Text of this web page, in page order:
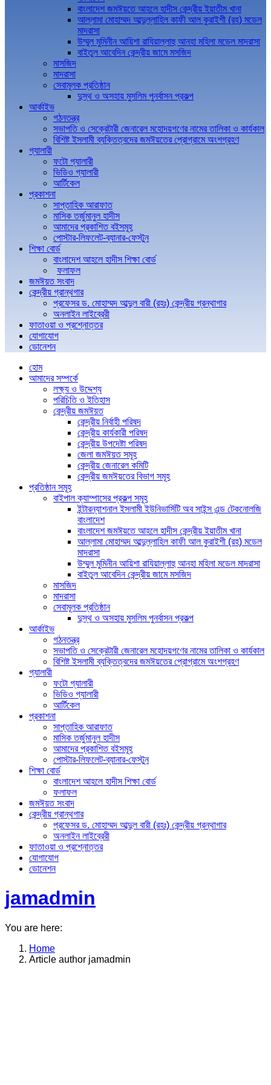
বাংলাদেশ জমঈয়তে আহলে হাদীস কেন্দ্রীয় ইয়াতীম খানা
আল্লামা মোহাম্মদ আব্দুল্লাহিল কাফী আল কুরাইশী (রহ) মডেল
মাদরাসা
উম্মুল মুমিনীন আয়িশা রাযিয়াল্লাহু আনহা মহিলা মডেল মাদরাসা
বাইতুল আবেদিন কেন্দ্রীয় জামে মসজিদ
মাসজিদ
মাদরাসা
সেবামূলক প্রতিষ্ঠান
দুস্থ ও অসহায় মুসলিম পুনর্বাসন প্রকল্প
আর্কাইভ
গঠনতন্ত্র
সভাপতি ও সেক্রেটারী জেনারেল মহোদয়গণের নামের তালিকা ও কার্যকাল
বিশিষ্ট ইসলামী ব্যক্তিত্বদের জমঈয়তের প্রোগ্রামে অংশগ্রহণ
গ্যালারী
ফটো গ্যালারী
ভিডিও গ্যালারী
আর্টিকেল
প্রকাশনা
সাপ্তাহিক আরাফাত
মাসিক তর্জুমানুল হাদীস
আমাদের প্রকাশিত বইসমূহ
পোস্টার-লিফলেট-ব্যানার-ফেস্টুন
শিক্ষা বোর্ড
বাংলাদেশ আহলে হাদীস শিক্ষা বোর্ড
ফলাফল
জমঈয়ত সংবাদ
কেন্দ্রীয় গ্রান্থগার
প্রফেসর ড. মোহাম্মদ আব্দুল বারী (রহঃ) কেন্দ্রীয় গ্রন্থাগার
অনলাইন লাইব্রেরী
ফাতাওয়া ও প্রশ্নোত্তর
যোগাযোগ
ডোনেশন
হোম
আমাদের সম্পর্কে
লক্ষ্য ও উদ্দেশ্য
পরিচিতি ও ইতিহাস
কেন্দ্রীয় জমঈয়ত
কেন্দ্রীয় নির্বাহী পরিষদ
কেন্দ্রীয় কার্যকারী পরিষদ
কেন্দ্রীয় উপদেষ্টা পরিষদ
জেলা জমঈয়ত সমূহ
কেন্দ্রীয় জেনারেল কমিটি
কেন্দ্রীয় জমঈয়তের বিভাগ সমূহ
প্রতিষ্ঠান সমূহ
বাইপাল ক্যাম্পাসের প্রকল্প সমূহ
ইন্টারন্যাশনাল ইসলামী ইউনিভার্সিটি অব সাইন্স এন্ড টেকনোলজি
বাংলাদেশ
বাংলাদেশ জমঈয়তে আহলে হাদীস কেন্দ্রীয় ইয়াতীম খানা
আল্লামা মোহাম্মদ আব্দুল্লাহিল কাফী আল কুরাইশী (রহ) মডেল
মাদরাসা
উম্মুল মুমিনীন আয়িশা রাযিয়াল্লাহু আনহা মহিলা মডেল মাদরাসা
বাইতুল আবেদিন কেন্দ্রীয় জামে মসজিদ
মাসজিদ
মাদরাসা
সেবামূলক প্রতিষ্ঠান
দুস্থ ও অসহায় মুসলিম পুনর্বাসন প্রকল্প
আর্কাইভ
গঠনতন্ত্র
সভাপতি ও সেক্রেটারী জেনারেল মহোদয়গণের নামের তালিকা ও কার্যকাল
বিশিষ্ট ইসলামী ব্যক্তিত্বদের জমঈয়তের প্রোগ্রামে অংশগ্রহণ
গ্যালারী
ফটো গ্যালারী
ভিডিও গ্যালারী
আর্টিকেল
প্রকাশনা
সাপ্তাহিক আরাফাত
মাসিক তর্জুমানুল হাদীস
আমাদের প্রকাশিত বইসমূহ
পোস্টার-লিফলেট-ব্যানার-ফেস্টুন
শিক্ষা বোর্ড
বাংলাদেশ আহলে হাদীস শিক্ষা বোর্ড
ফলাফল
জমঈয়ত সংবাদ
কেন্দ্রীয় গ্রান্থগার
প্রফেসর ড. মোহাম্মদ আব্দুল বারী (রহঃ) কেন্দ্রীয় গ্রন্থাগার
অনলাইন লাইব্রেরী
ফাতাওয়া ও প্রশ্নোত্তর
যোগাযোগ
ডোনেশন
jamadmin
You are here:
Home
Article author jamadmin